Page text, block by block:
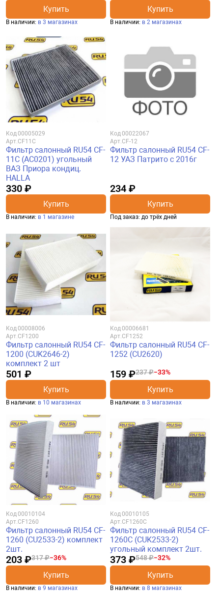
Купить
В наличии: в 3 магазинах
Купить
В наличии: в 2 магазинах
Код00005029
Арт.CF11C
Фильтр салонный RU54 CF-
11C (AC0201) угольный
ВАЗ Приора кондиц.
HALLA
330 ₽
Купить
В наличии: в 1 магазине
Код00022067
Арт.CF-12
Фильтр салонный RU54 CF-
12 УАЗ Патрито с 2016г
234 ₽
Купить
Под заказ: до трёх дней
Код00008006
Арт.CF1200
Фильтр салонный RU54 CF-
1200 (CUK2646-2)
комплект 2 шт
501 ₽
Купить
В наличии: в 10 магазинах
Код00006681
Арт.CF1252
Фильтр салонный RU54 CF-
1252 (CU2620)
159 ₽237 ₽−33%
Купить
В наличии: в 3 магазинах
Код00010104
Арт.CF1260
Фильтр салонный RU54 CF-
1260 (CU2533-2) комплект
2шт.
203 ₽317 ₽−36%
Купить
В наличии: в 9 магазинах
Код00010105
Арт.CF1260C
Фильтр салонный RU54 CF-
1260C (CUK2533-2)
угольный комплект 2шт.
373 ₽548 ₽−32%
Купить
В наличии: в 8 магазинах